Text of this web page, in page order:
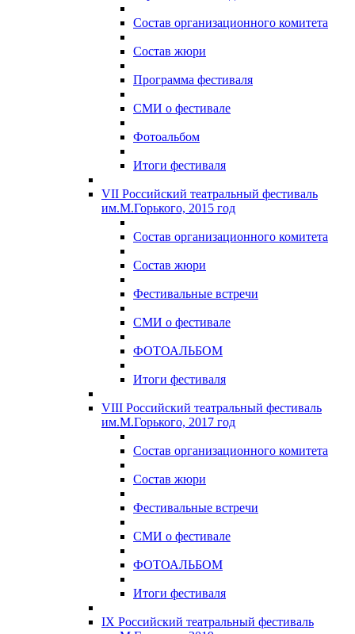
Состав организационного комитета
Состав жюри
Программа фестиваля
СМИ о фестивале
Фотоальбом
Итоги фестиваля
VII Российский театральный фестиваль
им.М.Горького, 2015 год
Состав организационного комитета
Состав жюри
Фестивальные встречи
СМИ о фестивале
ФОТОАЛЬБОМ
Итоги фестиваля
VIII Российский театральный фестиваль
им.М.Горького, 2017 год
Состав организационного комитета
Состав жюри
Фестивальные встречи
СМИ о фестивале
ФОТОАЛЬБОМ
Итоги фестиваля
IX Российский театральный фестиваль